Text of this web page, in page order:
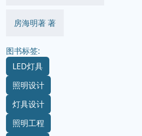
房海明著 著
图书标签:
LED灯具
照明设计
灯具设计
照明工程